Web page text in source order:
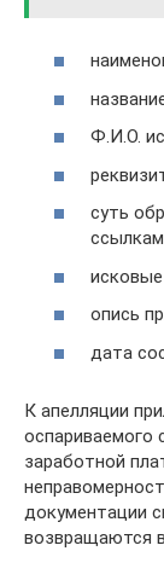
Ф.И.О.
суть
опись
дата
К апелляции
оспариваемого
заработной
документации
возвращаются